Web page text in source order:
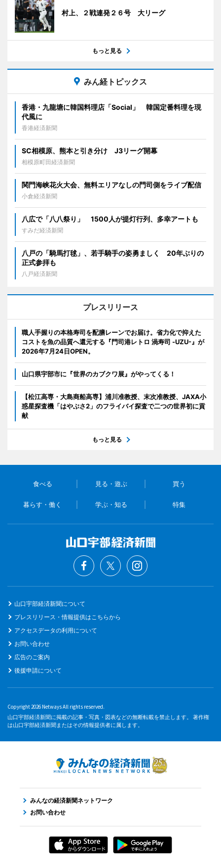
村上、２戦連発２６号 大リーグ
もっと見る
みん経トピックス
香港・九龍塘に韓国料理店「Social」 韓国定番料理を現
代風に
香港経済新聞
SC相模原、熊本と引き分け J3リーグ開幕
相模原町田経済新聞
関門海峡花火大会、無料エリアなしの門司側をライブ配信
小倉経済新聞
八広で「八八祭り」 1500人が提灯行列、多幸アートも
すみだ経済新聞
八戸の「騎馬打毬」、若手騎手の姿勇ましく 20年ぶりの
正式参拝も
八戸経済新聞
プレスリリース
職人手握りの本格寿司を配膳レーンでお届け。省力化で抑えた
コストを魚の品質へ還元する『門司港レトロ 渦寿司 -UZU-』が
2026年7月24日OPEN。
山口県宇部市に『世界のカブクワ展』がやってくる！
【松江高専・大島商船高専】浦川准教授、末次准教授、JAXA小
惑星探査機「はやぶさ2」のフライバイ探査で二つの世界初に貢
献
もっと見る
食べる 見る・遊ぶ 買う
暮らす・働く 学ぶ・知る 特集
山口宇部経済新聞について
プレスリリース・情報提供はこちらから
アクセスデータの利用について
お問い合わせ
広告のご案内
後援申請について
Copyright 2026 Netways All rights reserved.
山口宇部経済新聞に掲載の記事・写真・図表などの無断転載を禁止します。 著作権
は山口宇部経済新聞またはその情報提供者に属します。
みんなの経済新聞ネットワーク
お問い合わせ